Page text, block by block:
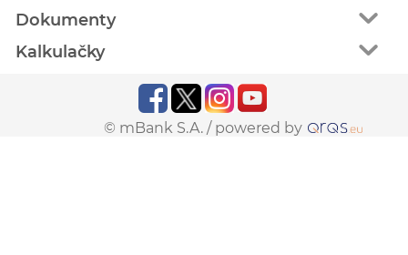
Dokumenty
Kalkulačky
© mBank S.A. / powered by